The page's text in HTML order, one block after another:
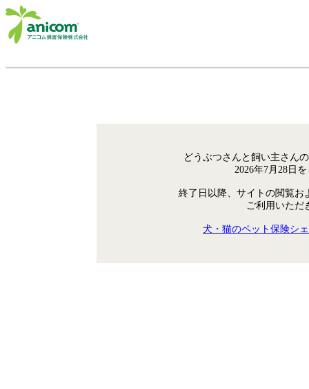
どうぶつさんと飼い主さん
2026年7月28日
終了日以降、サイトの閲覧お
ご利用いただ
犬・猫のペット保険シ